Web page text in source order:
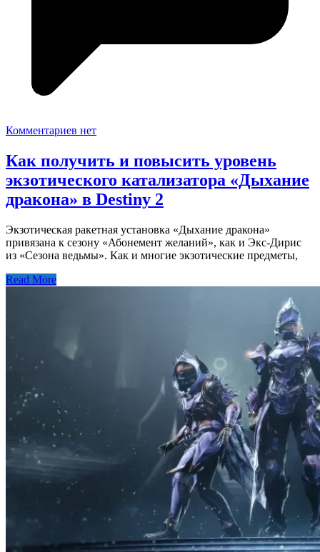
Комментариев нет
Как получить и повысить уровень
экзотического катализатора «Дыхание
дракона» в Destiny 2
Экзотическая ракетная установка «Дыхание дракона»
привязана к сезону «Абонемент желаний», как и Экс-Дирис
из «Сезона ведьмы». Как и многие экзотические предметы,
Read More